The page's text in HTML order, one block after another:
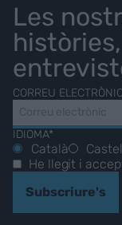
Les
CORREU ELECTRÒNIC
IDIOMA*
Català
He llegit i
Subscriure's